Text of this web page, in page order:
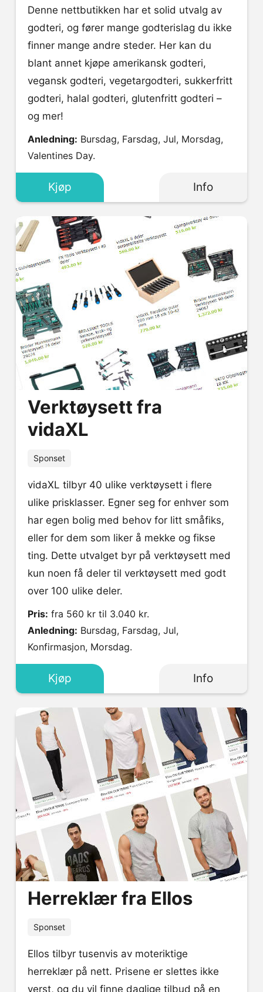
Denne nettbutikken har et solid utvalg av
godteri, og fører mange godterislag du ikke
finner mange andre steder. Her kan du
blant annet kjøpe amerikansk godteri,
vegansk godteri, vegetargodteri, sukkerfritt
godteri, halal godteri, glutenfritt godteri –
og mer!
Anledning: Bursdag, Farsdag, Jul, Morsdag,
Valentines Day.
Info
Kjøp
Verktøysett fra
vidaXL
Sponset
vidaXL tilbyr 40 ulike verktøysett i flere
ulike prisklasser. Egner seg for enhver som
har egen bolig med behov for litt småfiks,
eller for dem som liker å mekke og fikse
ting. Dette utvalget byr på verktøysett med
kun noen få deler til verktøysett med godt
over 100 ulike deler.
Pris: fra 560 kr til 3.040 kr.
Anledning: Bursdag, Farsdag, Jul,
Konfirmasjon, Morsdag.
Info
Kjøp
Herreklær fra Ellos
Sponset
Ellos tilbyr tusenvis av moteriktige
herreklær på nett. Prisene er slettes ikke
verst, og du vil finne daglige tilbud på en